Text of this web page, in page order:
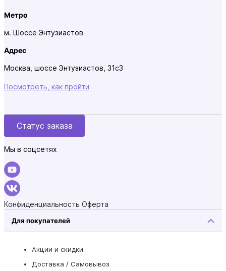
Метро
м. Шоссе Энтузиастов
Адрес
Москва, шоссе Энтузиастов, 31с3
Посмотреть, как пройти
Статус заказа
Мы в соцсетях
Конфиденциальность Оферта
Для покупателей
Акции и скидки
Доставка / Самовывоз